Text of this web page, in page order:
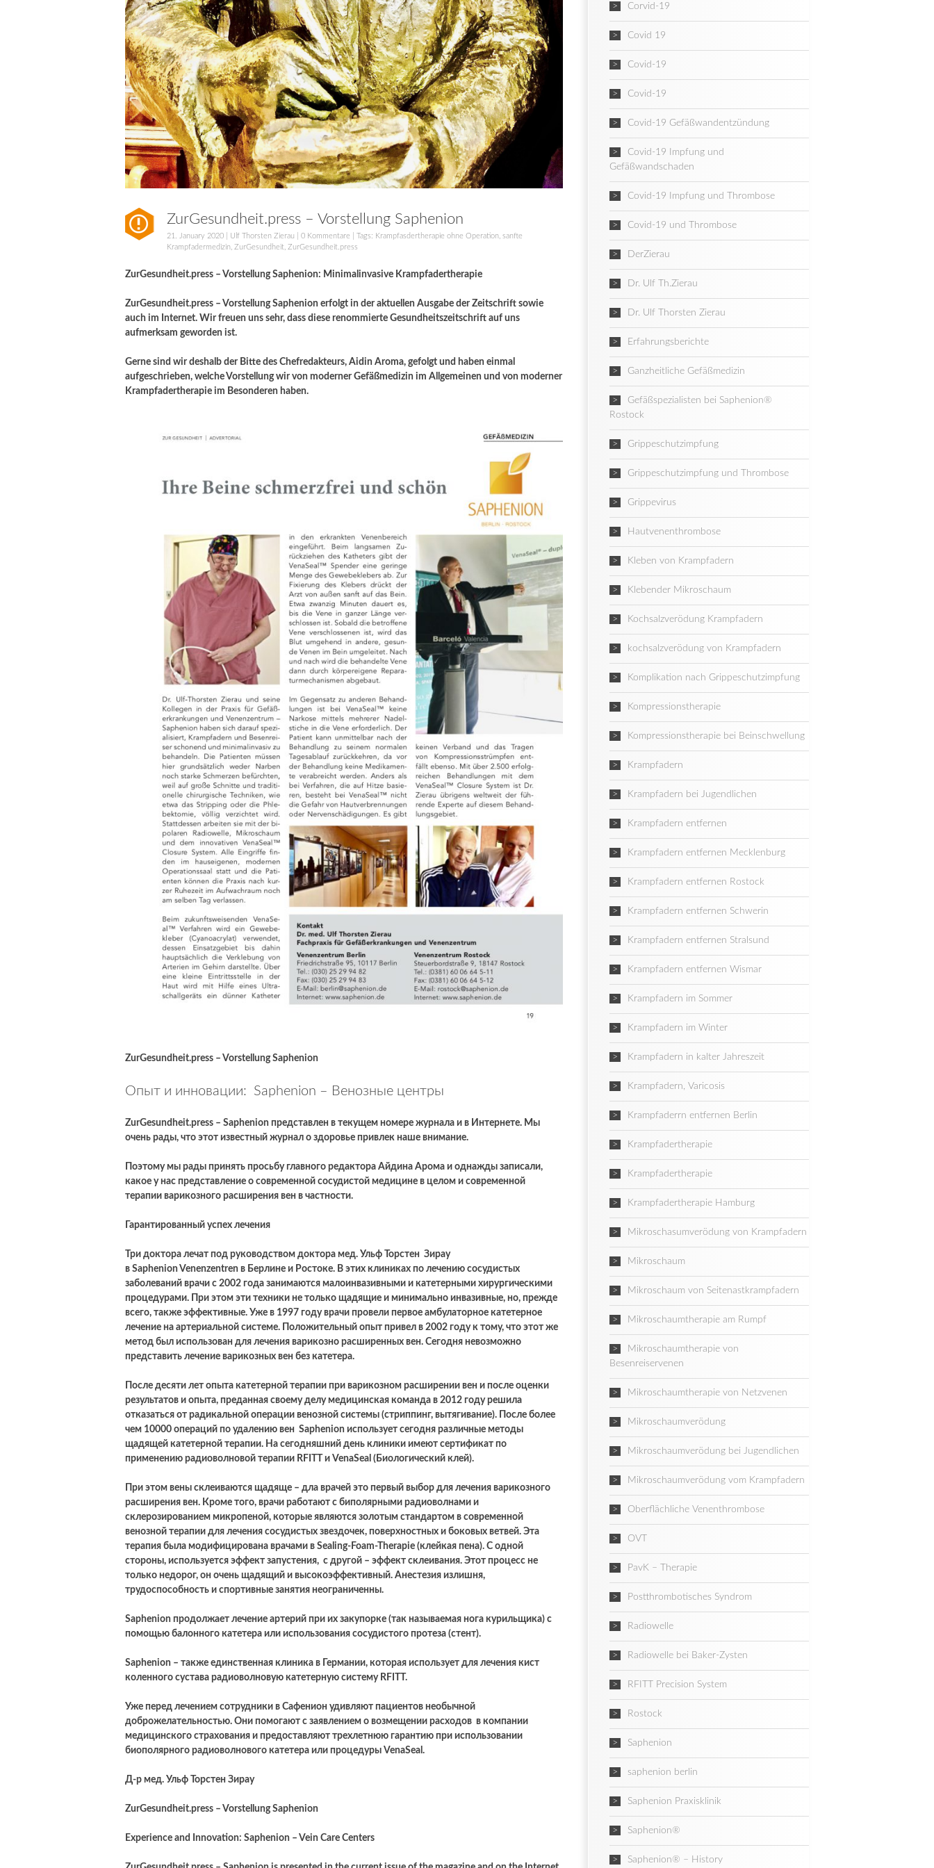
ZurGesundheit.press – Vorstellung Saphenion
21. January 2020 Ulf Thorsten Zierau 0 Kommentare | Tags: Krampfasdertherapie ohne Operation sanfte
Krampfadermedizin ZurGesundheit ZurGesundheit.press
ZurGesundheit.press – Vorstellung Saphenion: Minimalinvasive Krampfadertherapie
ZurGesundheit.press – Vorstellung Saphenion erfolgt in der aktuellen Ausgabe der Zeitschrift sowie
auch im Internet. Wir freuen uns sehr, dass diese renommierte Gesundheitszeitschrift auf uns
aufmerksam geworden ist.
Gerne sind wir deshalb der Bitte des Chefredakteurs, Aidin Aroma, gefolgt und haben einmal
aufgeschrieben, welche Vorstellung wir von moderner Gefäßmedizin im Allgemeinen und von moderner
Krampfadertherapie im Besonderen haben.
ZurGesundheit.press – Vorstellung Saphenion
Опыт и инновации: Saphenion – Венозные центры
ZurGesundheit.press – Saphenion представлен в текущем номере журнала и в Интернете. Мы
очень рады, что этот известный журнал о здоровье привлек наше внимание.
Поэтому мы рады принять просьбу главного редактора Айдина Арома и однажды записали,
какое у нас представление о современной сосудистой медицине в целом и современной
терапии варикозного расширения вен в частности.
Гарантированный успех лечения
Три доктора лечат под руководством доктора мед. Ульф Торстен Зирау
в Saphenion Venenzentren в Берлине и Ростоке. В этих клиниках по лечению сосудистых
заболеваний врачи с 2002 года занимаются малоинвазивными и катетерными хирургическими
процедурами. При этом эти техники не только щадящие и минимально инвазивные, но, прежде
всего, также эффективные. Уже в 1997 году врачи провели первое амбулаторное катетерное
лечение на артериальной системе. Положительный опыт привел в 2002 году к тому, что этот же
метод был использован для лечения варикозно расширенных вен. Сегодня невозможно
представить лечение варикозных вен без катетера.
После десяти лет опыта катетерной терапии при варикозном расширении вен и после оценки
результатов и опыта, преданная своему делу медицинская команда в 2012 году решила
отказаться от радикальной операции венозной системы (стриппинг, вытягивание). После более
чем 10000 операций по удалению вен Saphenion использует сегодня различные методы
щадящей катетерной терапии. На сегодняшний день клиники имеют сертификат по
применению радиоволновой терапии RFITT и VenaSeal (Биологический клей).
При этом вены склеиваются щадяще – дла врачей это первый выбор для лечения варикозного
расширения вен. Кроме того, врачи работают с биполярными радиоволнами и
склерозированием микропеной, которые являются золотым стандартом в современной
венозной терапии для лечения сосудистых звездочек, поверхностных и боковых ветвей. Эта
терапия была модифицирована врачами в Sealing-Foam-Therapie (клейкая пена). С одной
стороны, используется эффект запустения, с другой – эффект склеивания. Этот процесс не
только недорог, он очень щадящий и высокоэффективный. Анестезия излишня,
трудоспособность и спортивные занятия неограниченны.
Saphenion продолжает лечение артерий при их закупорке (так называемая нога курильщика) с
помощью балонного катетера или использования сосудистого протеза (стент).
Saphenion – также единственная клиника в Германии, которая использует для лечения кист
коленного сустава радиоволновую катетерную систему RFITT.
Уже перед лечением сотрудники в Сафенион удивляют пациентов необычной
доброжелательностью. Они помогают с заявлением о возмещении расходов в компании
медицинского страхования и предоставляют трехлетнюю гарантию при использовании
биополярного радиоволнового катетера или процедуры VenaSeal.
Д-р мед. Ульф Торстен Зирау
ZurGesundheit.press – Vorstellung Saphenion
Experience and Innovation: Saphenion – Vein Care Centers
Corvid-19
Covid 19
Covid-19
Covid-19
Covid-19 Gefäßwandentzündung
Covid-19 Impfung und
Gefäßwandschaden
Covid-19 Impfung und Thrombose
Covid-19 und Thrombose
DerZierau
Dr. Ulf Th.Zierau
Dr. Ulf Thorsten Zierau
Erfahrungsberichte
Ganzheitliche Gefäßmedizin
Gefäßspezialisten bei Saphenion®
Rostock
Grippeschutzimpfung
Grippeschutzimpfung und Thrombose
Grippevirus
Hautvenenthrombose
Kleben von Krampfadern
Klebender Mikroschaum
Kochsalzverödung Krampfadern
kochsalzverödung von Krampfadern
Komplikation nach Grippeschutzimpfung
Kompressionstherapie
Kompressionstherapie bei Beinschwellung
Krampfadern
Krampfadern bei Jugendlichen
Krampfadern entfernen
Krampfadern entfernen Mecklenburg
Krampfadern entfernen Rostock
Krampfadern entfernen Schwerin
Krampfadern entfernen Stralsund
Krampfadern entfernen Wismar
Krampfadern im Sommer
Krampfadern im Winter
Krampfadern in kalter Jahreszeit
Krampfadern, Varicosis
Krampfaderrn entfernen Berlin
Krampfadertherapie
Krampfadertherapie
Krampfadertherapie Hamburg
Mikroschasumverödung von Krampfadern
Mikroschaum
Mikroschaum von Seitenastkrampfadern
Mikroschaumtherapie am Rumpf
Mikroschaumtherapie von
Besenreiservenen
Mikroschaumtherapie von Netzvenen
Mikroschaumverödung
Mikroschaumverödung bei Jugendlichen
Mikroschaumverödung vom Krampfadern
Oberflächliche Venenthrombose
OVT
PavK – Therapie
Postthrombotisches Syndrom
Radiowelle
Radiowelle bei Baker-Zysten
RFITT Precision System
Rostock
Saphenion
saphenion berlin
Saphenion Praxisklinik
Saphenion®
Saphenion® – History